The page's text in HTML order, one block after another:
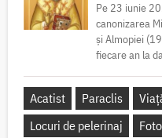
Pe 23 iunie
canonizarea
și Almopiei
fiecare an la
Acatist Paraclis
Locuri de pelerinaj